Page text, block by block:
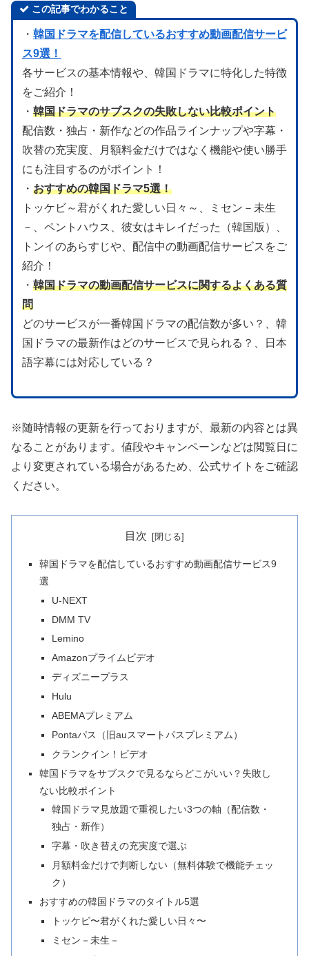
この記事でわかること
・ 韓国ドラマを配信しているおすすめ動画配信サービ
ス9選！
各サービスの基本情報や、韓国ドラマに特化した特徴
をご紹介！
・ 韓国ドラマのサブスクの失敗しない比較ポイント
配信数・独占・新作などの作品ラインナップや字幕・
吹替の充実度、月額料金だけではなく機能や使い勝手
にも注目するのがポイント！
・ おすすめの韓国ドラマ5選！
トッケビ～君がくれた愛しい日々～、ミセン－未生
－、ペントハウス、彼女はキレイだった（韓国版）、
トンイのあらすじや、配信中の動画配信サービスをご
紹介！
・ 韓国ドラマの動画配信サービスに関するよくある質
問
どのサービスが一番韓国ドラマの配信数が多い？、韓
国ドラマの最新作はどのサービスで見られる？、日本
語字幕には対応している？
※随時情報の更新を行っておりますが、最新の内容とは異
なることがあります。値段やキャンペーンなどは閲覧日に
より変更されている場合があるため、公式サイトをご確認
ください。
目次
韓国ドラマを配信しているおすすめ動画配信サービス9
選
U-NEXT
DMM TV
Lemino
Amazonプライムビデオ
ディズニープラス
Hulu
ABEMAプレミアム
Pontaパス（旧auスマートパスプレミアム）
クランクイン！ビデオ
韓国ドラマをサブスクで見るならどこがいい？失敗し
ない比較ポイント
韓国ドラマ見放題で重視したい3つの軸（配信数・
独占・新作）
字幕・吹き替えの充実度で選ぶ
月額料金だけで判断しない（無料体験で機能チェッ
ク）
おすすめの韓国ドラマのタイトル5選
トッケビ〜君がくれた愛しい日々〜
ミセン－未生－